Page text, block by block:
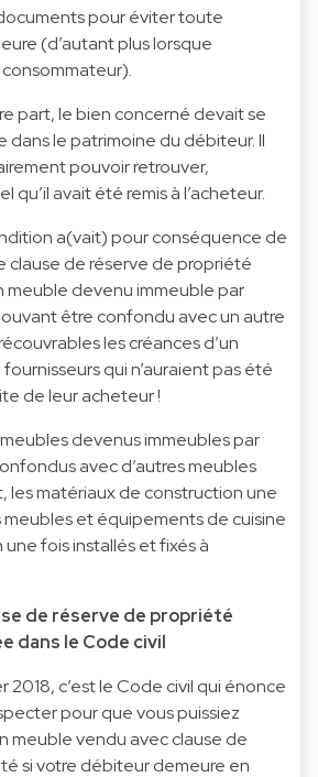
pour éviter toute
(d’autant plus lorsque
part, le bien concerné devait se
dans le patrimoine du débiteur. Il
pouvoir retrouver,
qu’il avait été remis à l’acheteur.
a(vait) pour conséquence de
clause de réserve de propriété
meuble devenu immeuble par
être confondu avec un autre
les créances d’un
qui n’auraient pas été
de leur acheteur !
devenus immeubles par
avec d’autres meubles
les matériaux de construction une
meubles et équipements de cuisine
fois installés et fixés à
de réserve de propriété
dans le Code civil
2018, c’est le Code civil qui énonce
pour que vous puissiez
meuble vendu avec clause de
si votre débiteur demeure en